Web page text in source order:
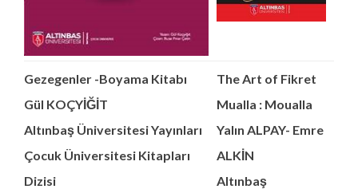
Gezegenler -Boyama Kitabı
Gül KOÇYİĞİT
Altınbaş Üniversitesi Yayınları
Çocuk Üniversitesi Kitapları
Dizisi
The Art of Fikret
Mualla : Moualla
Yalın ALPAY- Emre
ALKİN
Altınbaş